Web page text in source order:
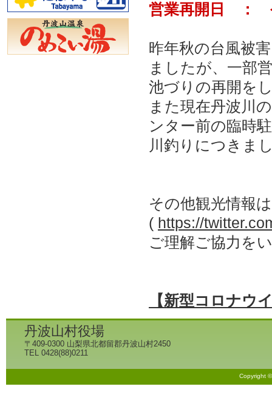
営業再開日 ：
昨年秋の台風被
ましたが、一部
池づりの再開を
また現在丹波川
ンター前の臨時
川釣りにつきま
その他観光情報
( https://
ご理解ご協力を
【新型コロナウ
丹波山村役場
〒409-0300 山梨県北都留郡丹波山村2450
TEL 0428(88)0211
Copyright